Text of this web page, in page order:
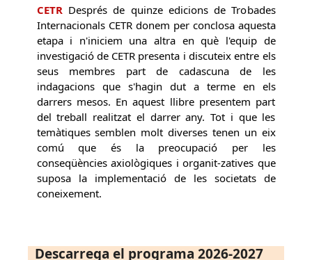
CETR Després de quinze edicions de Trobades
Internacionals CETR donem per conclosa aquesta
etapa i n'iniciem una altra en què l'equip de
investigació de CETR presenta i discuteix entre els
seus membres part de cadascuna de les
indagacions que s'hagin dut a terme en els
darrers mesos. En aquest llibre presentem part
del treball realitzat el darrer any. Tot i que les
temàtiques semblen molt diverses tenen un eix
comú que és la preocupació per les
conseqüències axiològiques i organit-zatives que
suposa la implementació de les societats de
coneixement.
Descarrega el programa 2026-2027